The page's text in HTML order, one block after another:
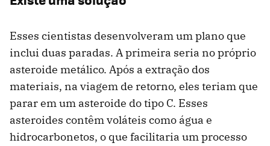
Esses cientistas desenvolveram um plano que
inclui duas paradas. A primeira seria no próprio
asteroide metálico. Após a extração dos
materiais, na viagem de retorno, eles teriam que
parar em um asteroide do tipo C. Esses
asteroides contêm voláteis como água e
hidrocarbonetos, o que facilitaria um processo